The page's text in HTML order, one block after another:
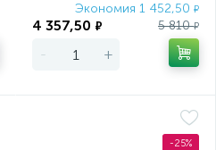
Экономия 1 452,50 ₽
4 357,50 ₽ 5 810₽
- +
-25%